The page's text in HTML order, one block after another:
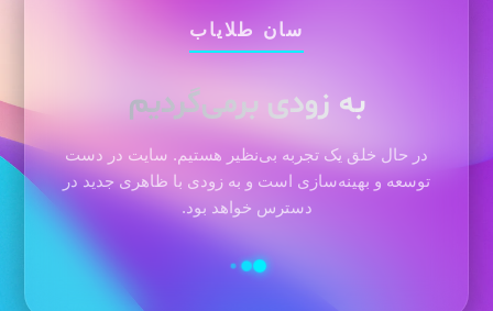
سان طلایاب
به زودی برمی‌گردیم
در حال خلق یک تجربه بی‌نظیر هستیم. سایت در دست
توسعه و بهینه‌سازی است و به زودی با ظاهری جدید در
دسترس خواهد بود.